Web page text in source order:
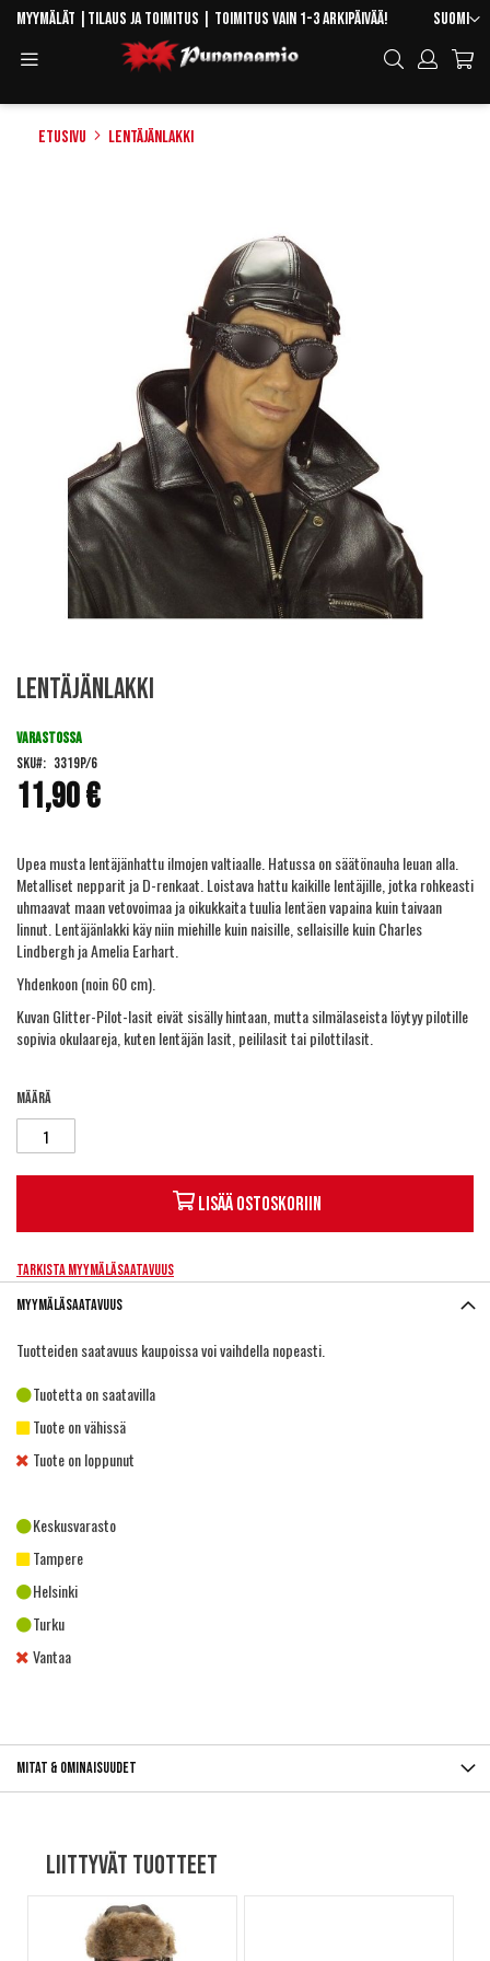
Skip
Content
Kieli
Suomi
Myymälät Tilaus ja toimitus | Toimitus vain 1-3 arkipäivää!
Hae
Etusivu Lentäjänlakki
beginning
the
images
gallery
Lentäjänlakki
11,90 €
VARASTOSSA
SKU
3319P/6
Upea musta lentäjänhattu ilmojen valtiaalle. Hatussa on säätönauha leuan alla.
Metalliset nepparit ja D-renkaat. Loistava hattu kaikille lentäjille, jotka rohkeasti
uhmaavat maan vetovoimaa ja oikukkaita tuulia lentäen vapaina kuin taivaan
linnut. Lentäjänlakki käy niin miehille kuin naisille, sellaisille kuin Charles
Lindbergh ja Amelia Earhart.
Yhdenkoon (noin 60 cm).
Kuvan Glitter-Pilot-lasit eivät sisälly hintaan, mutta silmälaseista löytyy pilotille
sopivia okulaareja, kutenlentäjän lasit peililasittaipilottilasit
Määrä
Lisää ostoskoriin
Tarkista myymäläsaatavuus
Myymäläsaatavuus
Tuotteiden saatavuus kaupoissa voi vaihdella nopeasti.
Tuotetta on saatavilla
Tuote on vähissä
Tuote on loppunut
Keskusvarasto
Tampere
Helsinki
Turku
Vantaa
Mitat & ominaisuudet
Liittyvät tuotteet